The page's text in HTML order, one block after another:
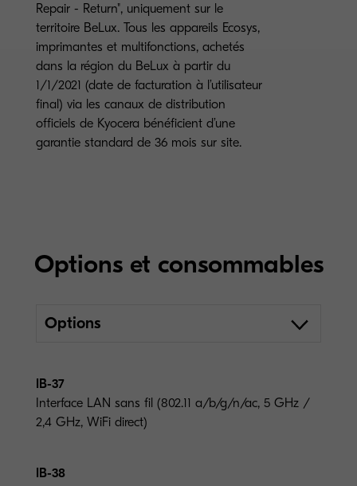
Repair - Return", uniquement sur le
territoire BeLux. Tous les appareils Ecosys,
imprimantes et multifonctions, achetés
dans la région du BeLux à partir du
1/1/2021 (date de facturation à l’utilisateur
final) via les canaux de distribution
officiels de Kyocera bénéficient d’une
garantie standard de 36 mois sur site.
Options et consommables
Options
IB-37
Interface LAN sans fil (802.11 a/b/g/n/ac, 5 GHz /
2,4 GHz, WiFi direct)
IB-38